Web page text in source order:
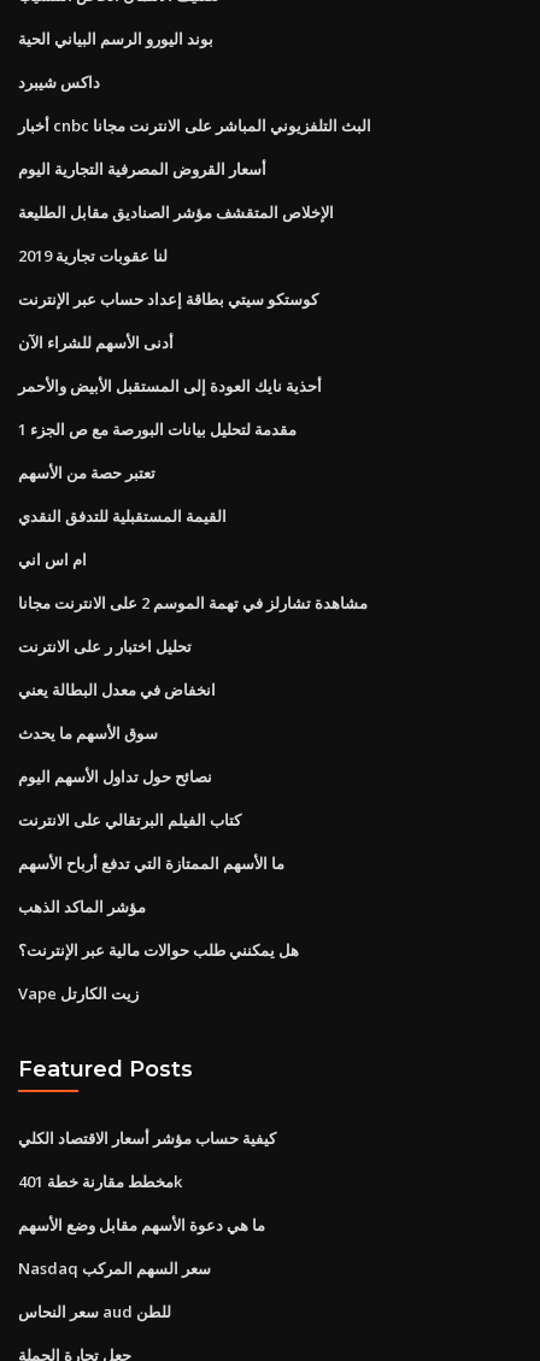
بوند اليورو الرسم البياني الحية
داكس شيبرد
أخبار cnbc البث التلفزيوني المباشر على الانترنت مجانا
أسعار القروض المصرفية التجارية اليوم
الإخلاص المتقشف مؤشر الصناديق مقابل الطليعة
لنا عقوبات تجارية 2019
كوستكو سيتي بطاقة إعداد حساب عبر الإنترنت
أدنى الأسهم للشراء الآن
أحذية نايك العودة إلى المستقبل الأبيض والأحمر
مقدمة لتحليل بيانات البورصة مع ص الجزء 1
تعتبر حصة من الأسهم
القيمة المستقبلية للتدفق النقدي
ام اس اني
مشاهدة تشارلز في تهمة الموسم 2 على الانترنت مجانا
تحليل اختبار ر على الانترنت
انخفاض في معدل البطالة يعني
سوق الأسهم ما يحدث
نصائح حول تداول الأسهم اليوم
كتاب الفيلم البرتقالي على الانترنت
ما الأسهم الممتازة التي تدفع أرباح الأسهم
مؤشر الماكد الذهب
هل يمكنني طلب حوالات مالية عبر الإنترنت؟
Vape زيت الكارتل
Featured Posts
كيفية حساب مؤشر أسعار الاقتصاد الكلي
مخطط مقارنة خطة 401k
ما هي دعوة الأسهم مقابل وضع الأسهم
Nasdaq سعر السهم المركب
سعر النحاس aud للطن
جعل تجارة الجملة